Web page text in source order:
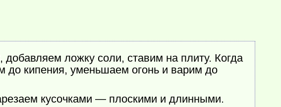
ложку соли, ставим на плиту. Когда
до кипения, уменьшаем огонь и варим до
кусочками — плоскими и длинными.